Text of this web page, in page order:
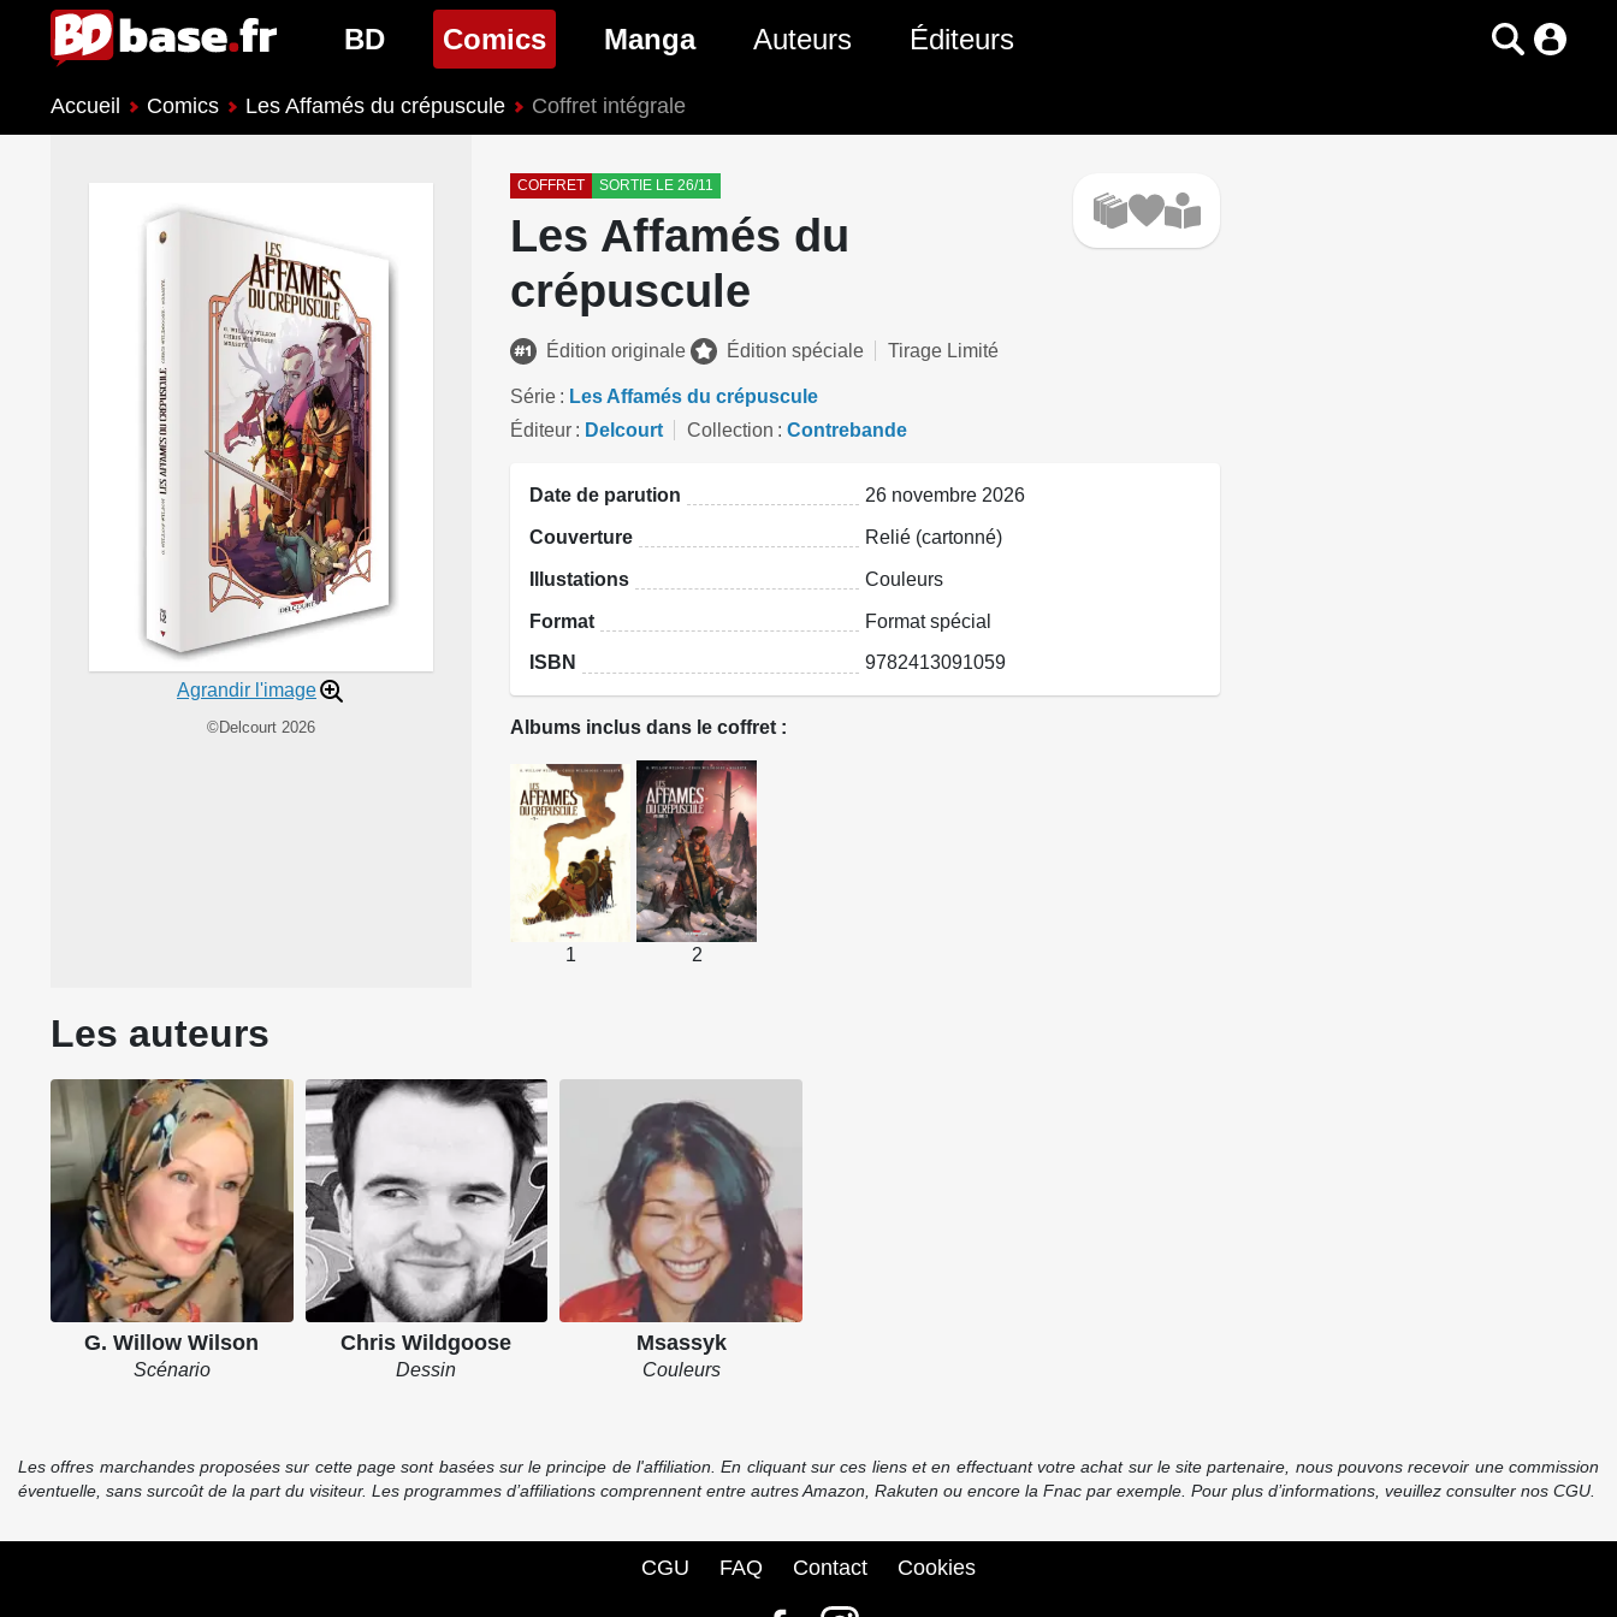
BD
Nouveautés BD
Prochaines sorties BD
Comics(page courante)
Nouveautés Comics
Prochaines sorties Comics
Genres Comics
Manga
Nouveautés Manga
Prochaines sorties Manga
Genres Manga
Auteurs Éditeurs
Accueil Comics Les Affamés du crépuscule Coffret intégrale
Agrandir l'image
©Delcourt 2026
COFFRET SORTIE LE 26/11
Les Affamés du
crépuscule
Édition originale Édition spéciale Tirage Limité
Série
Les Affamés du crépuscule
Éditeur
Delcourt Collection Contrebande
Date de parution 26 novembre 2026
Couverture Relié (cartonné)
Illustations Couleurs
Format Format spécial
ISBN 9782413091059
Albums inclus dans le coffret :
1 2
Les auteurs
G. Willow Wilson
Scénario
Chris Wildgoose
Dessin
Msassyk
Couleurs
Les offres marchandes proposées sur cette page sont basées sur le principe de l'affiliation. En cliquant sur ces liens et en effectuant votre achat sur le site partenaire, nous pouvons recevoir une commission
éventuelle, sans surcoût de la part du visiteur. Les programmes d’affiliations comprennent entre autres Amazon, Rakuten ou encore la Fnac par exemple. Pour plus d’informations, veuillez consulter nos CGU.
CGU FAQ Contact Cookies